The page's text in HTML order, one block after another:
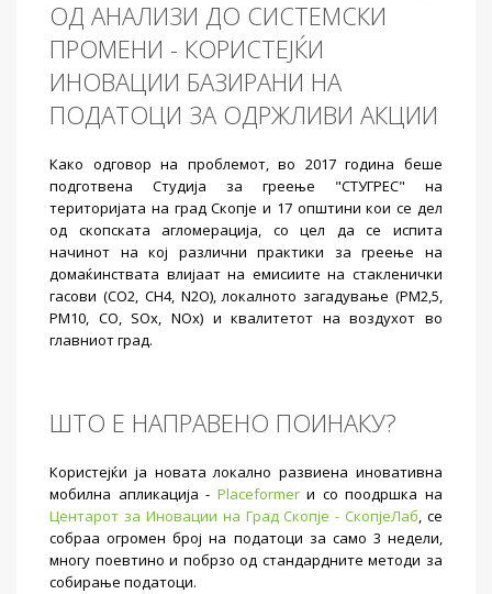
ОД АНАЛИЗИ ДО СИСТЕМСКИ
ПРОМЕНИ - КОРИСТЕЈЌИ
ИНОВАЦИИ БАЗИРАНИ НА
ПОДАТОЦИ ЗА ОДРЖЛИВИ АКЦИИ
Како одговор на проблемот, во 2017 година беше
подготвена Студија за греење "СТУГРЕС" на
територијата на град Скопје и 17 општини кои се дел
од скопската агломерација, со цел да се испита
начинот на кој различни практики за греење на
домаќинствата влијаат на емисиите на стакленички
гасови (CO2, CH4, N2O), локалното загадување (PM2,5,
PM10, CO, SOx, NOx) и квалитетот на воздухот во
главниот град.
ШТО Е НАПРАВЕНО ПОИНАКУ?
Користејќи ја новата локално развиена иновативна
мобилна апликација - Placeformerи со поодршка на
Центарот за Иновации на Град Скопје - СкопјеЛаб, се
собраа огромен број на податоци за само 3 недели,
многу поевтино и побрзо од стандардните методи за
собирање податоци.